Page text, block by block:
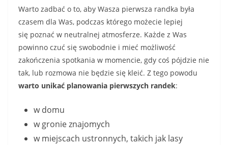
Warto zadbać o to, aby Wasza pierwsza randka była
czasem dla Was, podczas którego możecie lepiej
się poznać w neutralnej atmosferze. Każde z Was
powinno czuć się swobodnie i mieć możliwość
zakończenia spotkania w momencie, gdy coś pójdzie nie
tak, lub rozmowa nie będzie się kleić. Z tego powodu
warto unikać planowania pierwszych randek:
w domu
w gronie znajomych
w miejscach ustronnych, takich jak lasy